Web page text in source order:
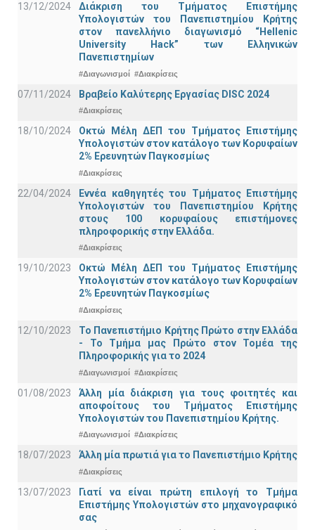
13/12/2024
Διάκριση του Τμήματος Επιστήμης
Υπολογιστών του Πανεπιστημίου Κρήτης
στον πανελλήνιο διαγωνισμό “Hellenic
University Hack” των Ελληνικών
Πανεπιστημίων
#Διαγωνισμοί #Διακρίσεις
07/11/2024 Βραβείο Καλύτερης Εργασίας DISC 2024
#Διακρίσεις
18/10/2024
Οκτώ Μέλη ΔΕΠ του Τμήματος Επιστήμης
Υπολογιστών στον κατάλογο των Κορυφαίων
2% Ερευνητών Παγκοσμίως
#Διακρίσεις
22/04/2024
Εννέα καθηγητές του Τμήματος Επιστήμης
Υπολογιστών του Πανεπιστημίου Κρήτης
στους 100 κορυφαίους επιστήμονες
πληροφορικής στην Ελλάδα.
#Διακρίσεις
19/10/2023
Οκτώ Μέλη ΔΕΠ του Τμήματος Επιστήμης
Υπολογιστών στον κατάλογο των Κορυφαίων
2% Ερευνητών Παγκοσμίως
#Διακρίσεις
12/10/2023
Το Πανεπιστήμιο Κρήτης Πρώτο στην Ελλάδα
- Το Τμήμα μας Πρώτο στον Τομέα της
Πληροφορικής για το 2024
#Διαγωνισμοί #Διακρίσεις
01/08/2023
Άλλη μία διάκριση για τους φοιτητές και
αποφοίτους του Τμήματος Επιστήμης
Υπολογιστών του Πανεπιστημίου Κρήτης.
#Διαγωνισμοί #Διακρίσεις
18/07/2023 Άλλη μία πρωτιά για το Πανεπιστήμιο Κρήτης
#Διακρίσεις
13/07/2023
Γιατί να είναι πρώτη επιλογή το Τμήμα
Επιστήμης Υπολογιστών στο μηχανογραφικό
σας